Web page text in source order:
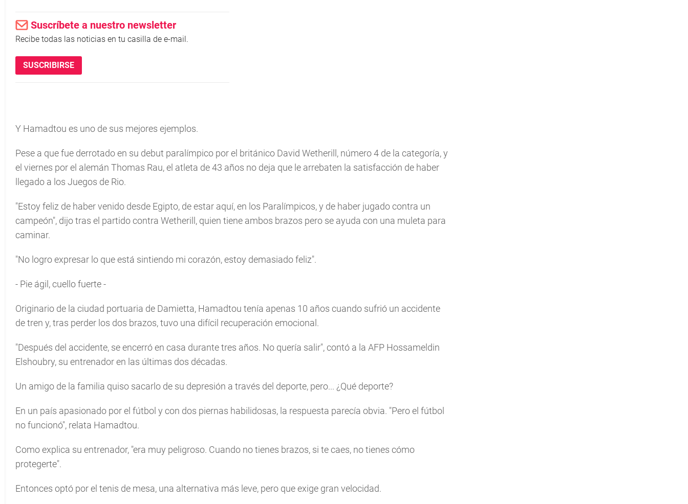
Suscríbete a nuestro newsletter
Recibe todas las noticias en tu casilla de e-mail.
SUSCRIBIRSE
Y Hamadtou es uno de sus mejores ejemplos.
Pese a que fue derrotado en su debut paralímpico por el británico David Wetherill, número 4 de la categoría, y
el viernes por el alemán Thomas Rau, el atleta de 43 años no deja que le arrebaten la satisfacción de haber
llegado a los Juegos de Rio.
"Estoy feliz de haber venido desde Egipto, de estar aquí, en los Paralímpicos, y de haber jugado contra un
campeón", dijo tras el partido contra Wetherill, quien tiene ambos brazos pero se ayuda con una muleta para
caminar.
"No logro expresar lo que está sintiendo mi corazón, estoy demasiado feliz".
- Pie ágil, cuello fuerte -
Originario de la ciudad portuaria de Damietta, Hamadtou tenía apenas 10 años cuando sufrió un accidente
de tren y, tras perder los dos brazos, tuvo una difícil recuperación emocional.
"Después del accidente, se encerró en casa durante tres años. No quería salir", contó a la AFP Hossameldin
Elshoubry, su entrenador en las últimas dos décadas.
Un amigo de la familia quiso sacarlo de su depresión a través del deporte, pero... ¿Qué deporte?
En un país apasionado por el fútbol y con dos piernas habilidosas, la respuesta parecía obvia. "Pero el fútbol
no funcionó", relata Hamadtou.
Como explica su entrenador, "era muy peligroso. Cuando no tienes brazos, si te caes, no tienes cómo
protegerte".
Entonces optó por el tenis de mesa, una alternativa más leve, pero que exige gran velocidad.